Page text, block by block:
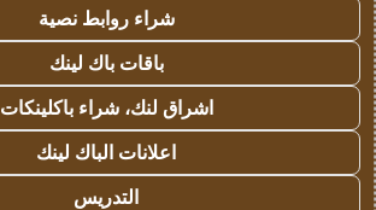
شراء روابط نصية
باقات باك لينك
اشراق لنك، شراء باكلينكات
اعلانات الباك لينك
التدريس